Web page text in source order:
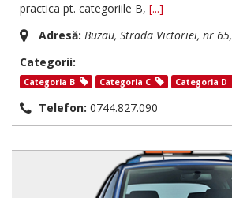
practica pt. categoriile B, [...]
Adresă: Buzau, Strada Victoriei, nr 65,
Categorii:
Categoria B Categoria C Categoria D
Telefon: 0744.827.090